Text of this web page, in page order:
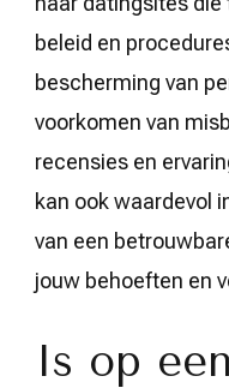
beleid en
bescherming van
voorkomen van
recensies en
kan ook waardevol
van een
jouw behoeften en
Is op